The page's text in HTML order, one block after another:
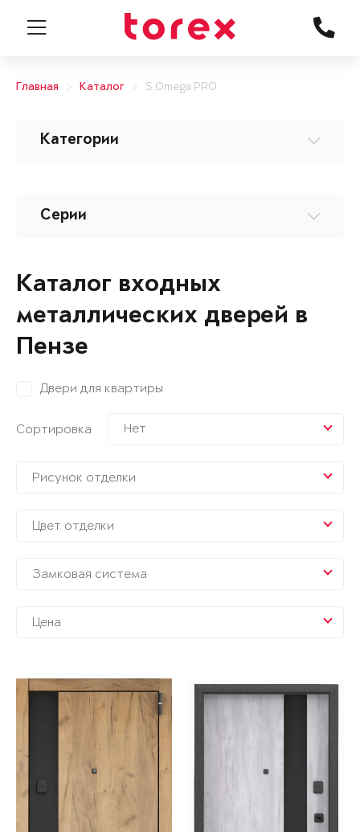
Главная Каталог S.Omega PRO
Категории
Серии
Каталог входных
металлических дверей в
Пензе
Двери для квартиры
Сортировка Нет
Рисунок отделки
Цвет отделки
Замковая система
Цена